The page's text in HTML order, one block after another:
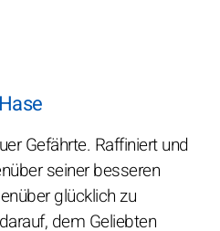
Gefährte. Raffiniert und
seiner besseren
glücklich zu
dem Geliebten